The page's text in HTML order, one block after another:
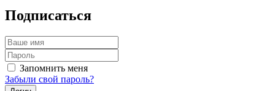
Подписаться
Запомнить меня
Забыли свой пароль?